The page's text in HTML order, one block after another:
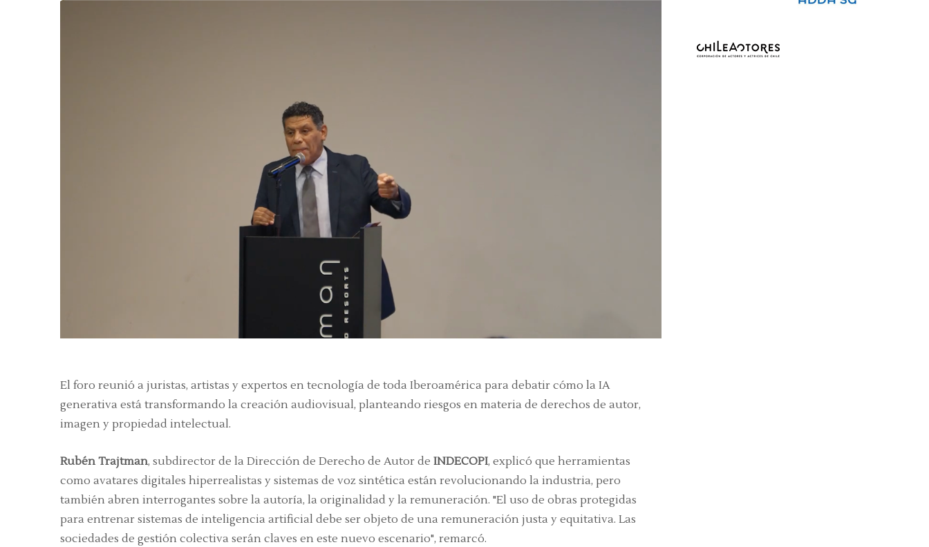
El foro reunió a juristas, artistas y expertos en tecnología de toda Iberoamérica para debatir cómo la IA
generativa está transformando la creación audiovisual, planteando riesgos en materia de derechos de autor,
imagen y propiedad intelectual.
Rubén Trajtman, subdirector de la Dirección de Derecho de Autor de INDECOPI, explicó que herramientas
como avatares digitales hiperrealistas y sistemas de voz sintética están revolucionando la industria, pero
también abren interrogantes sobre la autoría, la originalidad y la remuneración. "El uso de obras protegidas
para entrenar sistemas de inteligencia artificial debe ser objeto de una remuneración justa y equitativa. Las
sociedades de gestión colectiva serán claves en este nuevo escenario", remarcó.